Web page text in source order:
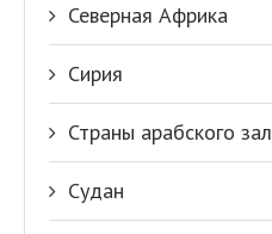
Северная Африка
Сирия
Страны арабского
Судан